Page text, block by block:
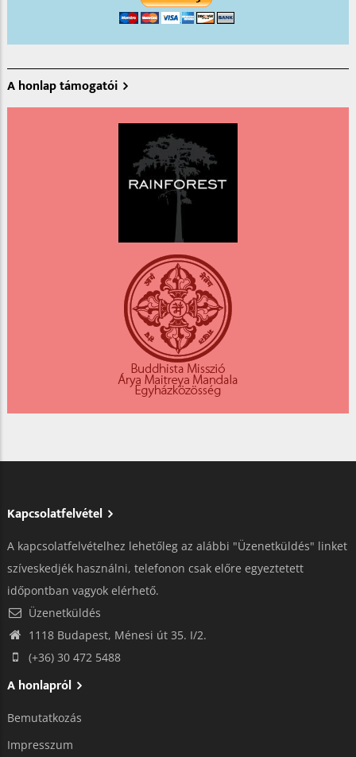
A honlap támogatói
Kapcsolatfelvétel
A kapcsolatfelvételhez lehetőleg az alábbi "Üzenetküldés" linket
szíveskedjék használni, telefonon csak előre egyeztetett
időpontban vagyok elérhető.
Üzenetküldés
1118 Budapest, Ménesi út 35. I/2.
(+36) 30 472 5488
A honlapról
Bemutatkozás
Impresszum